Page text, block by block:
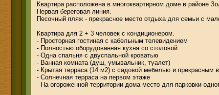
Квартира расположена в многоквартирном доме в районе
Первая береговая линия.
Песочный пляж - прекрасное место отдыха для семьи с
Квартира для 2 + 3 человек с кондиционером.
- Просторная гостиная с кабельным телевидением
- Полностью оборудованная кухня со столовой
- Одна спальня с двуспальной кроватью
- Ванная комната (душ, умывальник, туалет)
- Крытая терраса (14 м2) с садовой мебелью и прекрасным
- Солнечная терраса на первом этаже
- На огороженной территории дома место для парковки